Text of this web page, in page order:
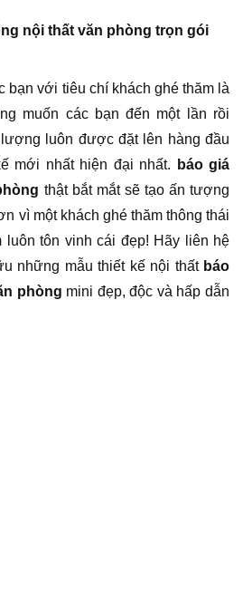
nội thất văn phòng trọn gói
bạn với tiêu chí khách ghé thăm là
muốn các bạn đến một lần rồi
luôn được đặt lên hàng đầu
mới nhất hiện đại nhất.
báo giá
thật bắt mắt sẽ tạo ấn tượng
vì một khách ghé thăm thông thái
luôn tôn vinh cái đẹp! Hãy liên hệ
những mẫu thiết kế nội thất báo
phòng mini đẹp, độc và hấp dẫn